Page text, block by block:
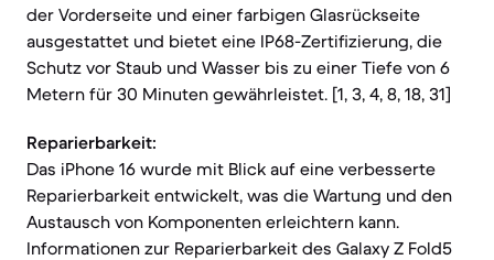
der Vorderseite und einer farbigen Glasrückseite
ausgestattet und bietet eine IP68-Zertifizierung, die
Schutz vor Staub und Wasser bis zu einer Tiefe von 6
Metern für 30 Minuten gewährleistet. [1, 3, 4, 8, 18, 31]
Reparierbarkeit:
Das iPhone 16 wurde mit Blick auf eine verbesserte
Reparierbarkeit entwickelt, was die Wartung und den
Austausch von Komponenten erleichtern kann.
Informationen zur Reparierbarkeit des Galaxy Z Fold5